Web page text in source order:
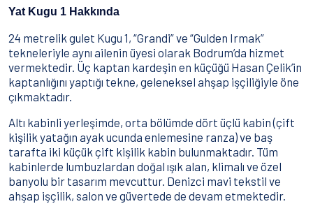
Yat Kugu 1 Hakkında
24 metrelik gulet Kugu 1, “Grandi” ve “Gulden Irmak”
tekneleriyle aynı ailenin üyesi olarak Bodrum’da hizmet
vermektedir. Üç kaptan kardeşin en küçüğü Hasan Çelik’in
kaptanlığını yaptığı tekne, geleneksel ahşap işçiliğiyle öne
çıkmaktadır.
Altı kabinli yerleşimde, orta bölümde dört üçlü kabin (çift
kişilik yatağın ayak ucunda enlemesine ranza) ve baş
tarafta iki küçük çift kişilik kabin bulunmaktadır. Tüm
kabinlerde lumbuzlardan doğal ışık alan, klimalı ve özel
banyolu bir tasarım mevcuttur. Denizci mavi tekstil ve
ahşap işçilik, salon ve güvertede de devam etmektedir.